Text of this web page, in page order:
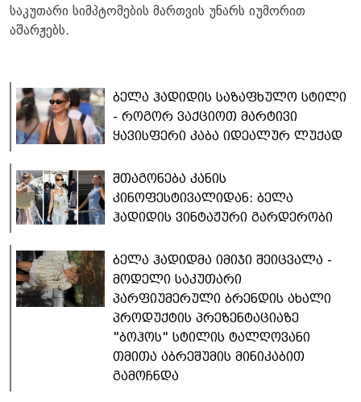
საკუთარი სიმპტომების მართვის უნარს იუმორით
აშარჟებს.
ბელა ჰადიდის საზაფხულო სტილი
- როგორ ვაქციოთ მარტივი
ყავისფერი კაბა იდეალურ ლუქად
შთაგონება კანის
კინოფესტივალიდან: ბელა
ჰადიდის ვინტაჟური გარდერობი
ბელა ჰადიდმა იმიჯი შეიცვალა -
მოდელი საკუთარი
პარფიუმერული ბრენდის ახალი
პროდუქტის პრეზენტაციაზე
"ბოჰოს" სტილის ტალღოვანი
თმითა აბრეშუმის მინიკაბით
გამოჩნდა